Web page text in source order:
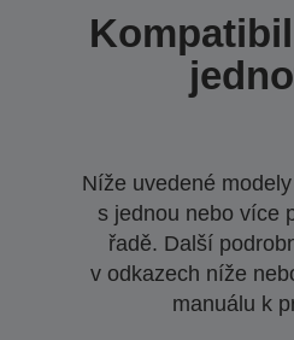
Níže uvedené
s jednou nebo více
řadě. Další
v odkazech níže
manuálu k